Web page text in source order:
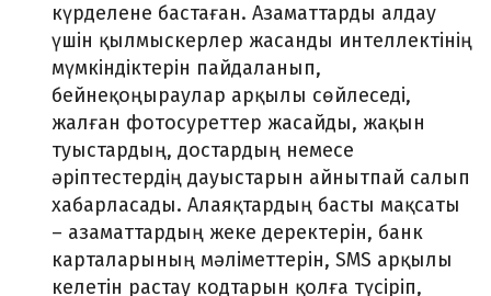
күрделене бастаған. Азаматтарды алдау
үшін қылмыскерлер жасанды интеллектінің
мүмкіндіктерін пайдаланып,
бейнеқоңыраулар арқылы сөйлеседі,
жалған фотосуреттер жасайды, жақын
туыстардың, достардың немесе
әріптестердің дауыстарын айнытпай салып
хабарласады. Алаяқтардың басты мақсаты
– азаматтардың жеке деректерін, банк
карталарының мәліметтерін, SMS арқылы
келетін растау кодтарын қолға түсіріп,